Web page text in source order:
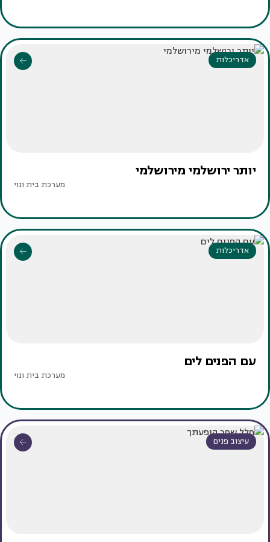
אדריכלות
יותר ירושלמי מירושלמי
מערכת בית ונוי
אדריכלות
עם הפנים לים
מערכת בית ונוי
עיצוב פנים